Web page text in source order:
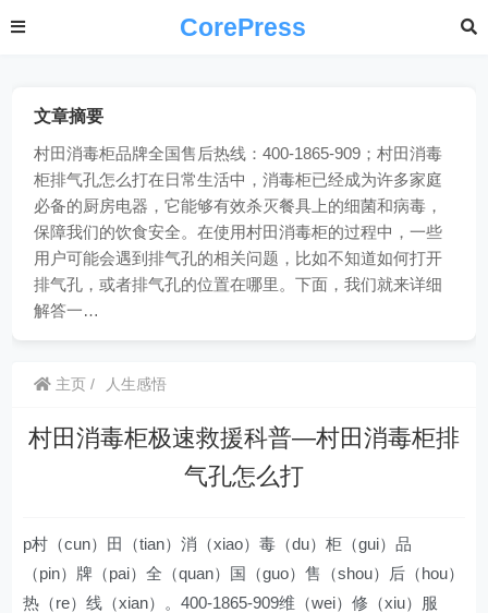
CorePress
文章摘要
村田消毒柜品牌全国售后热线：400-1865-909；村田消毒
柜排气孔怎么打在日常生活中，消毒柜已经成为许多家庭
必备的厨房电器，它能够有效杀灭餐具上的细菌和病毒，
保障我们的饮食安全。在使用村田消毒柜的过程中，一些
用户可能会遇到排气孔的相关问题，比如不知道如何打开
排气孔，或者排气孔的位置在哪里。下面，我们就来详细
解答一…
主页 人生感悟
村田消毒柜极速救援科普—村田消毒柜排
气孔怎么打
p村（cun）田（tian）消（xiao）毒（du）柜（gui）品
（pin）牌（pai）全（quan）国（guo）售（shou）后（hou）
热（re）线（xian）。400-1865-909维（wei）修（xiu）服